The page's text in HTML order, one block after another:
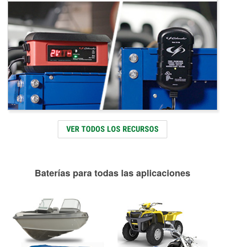
VER TODOS LOS RECURSOS
Baterías para todas las aplicaciones